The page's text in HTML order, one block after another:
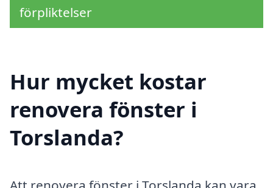
förpliktelser
Hur mycket kostar
renovera fönster i
Torslanda?